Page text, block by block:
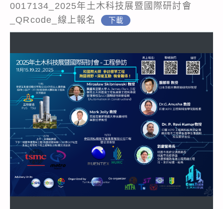
0017134_2025年土木科技展暨國際研討會
_QRcode_線上報名
下載